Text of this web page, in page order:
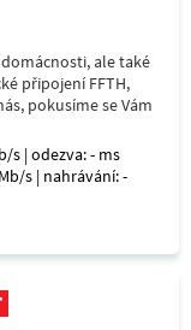
ale také
připojení FFTH,
pokusíme se Vám
s | odezva: - ms
s | nahrávání: -